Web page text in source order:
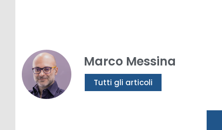
Marco Messina
Tutti gli articoli